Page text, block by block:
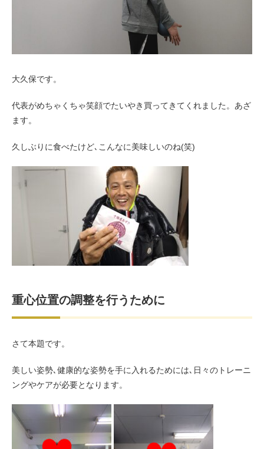
お客様の声（男性）
大久保です。
代表がめちゃくちゃ笑顔でたいやき買ってきてくれました。あざ
ます。
久しぶりに食べたけど､こんなに美味しいのね(笑)
重心位置の調整を行うために
さて本題です。
美しい姿勢､健康的な姿勢を手に入れるためには､日々のトレーニ
ングやケアが必要となります。